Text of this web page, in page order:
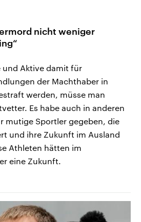
nicht weniger
und Aktive damit für
der Machthaber in
werden, müsse man
Es habe auch in anderen
mutige Sportler gegeben, die
und ihre Zukunft im Ausland
Athleten hätten im
eine Zukunft.